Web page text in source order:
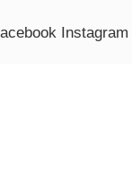
Instagram